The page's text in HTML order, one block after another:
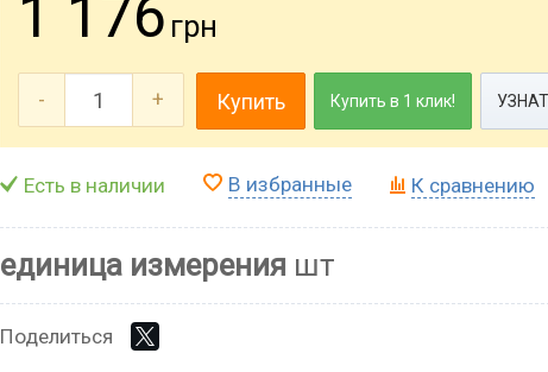
1 176 грн
- + Купить Купить в 1 клик!
Есть в наличии В избранные К сравнению
единица измерения шт
Поделиться